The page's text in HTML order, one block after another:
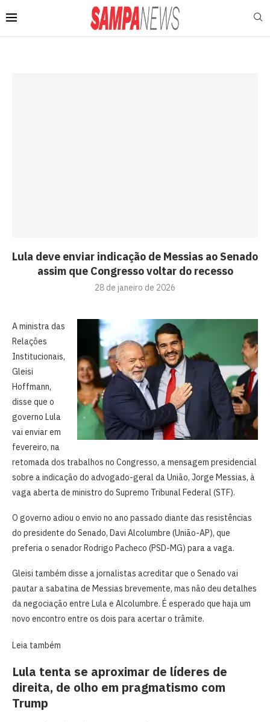
Lula deve enviar indicação de Messias ao Senado
assim que Congresso voltar do recesso
28 de janeiro de 2026
A ministra das
Relações
Institucionais,
Gleisi
Hoffmann,
disse que o
governo Lula
vai enviar em
fevereiro, na
retomada dos trabalhos no Congresso, a mensagem presidencial
sobre a indicação do advogado-geral da União, Jorge Messias, à
vaga aberta de ministro do Supremo Tribunal Federal (STF).
O governo adiou o envio no ano passado diante das resistências
do presidente do Senado, Davi Alcolumbre (União-AP), que
preferia o senador Rodrigo Pacheco (PSD-MG) para a vaga.
Gleisi também disse a jornalistas acreditar que o Senado vai
pautar a sabatina de Messias brevemente, mas não deu detalhes
da negociação entre Lula e Alcolumbre. É esperado que haja um
novo encontro entre os dois para acertar o trâmite.
Leia também
Lula tenta se aproximar de líderes de
direita, de olho em pragmatismo com
Trump